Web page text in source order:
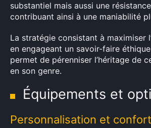
substantiel mais aussi une
contribuant ainsi à une maniabilité
La stratégie consistant à maximiser
en engageant un savoir-faire
permet de pérenniser l’héritage de
en son genre.
Équipements et
Personnalisation et confort